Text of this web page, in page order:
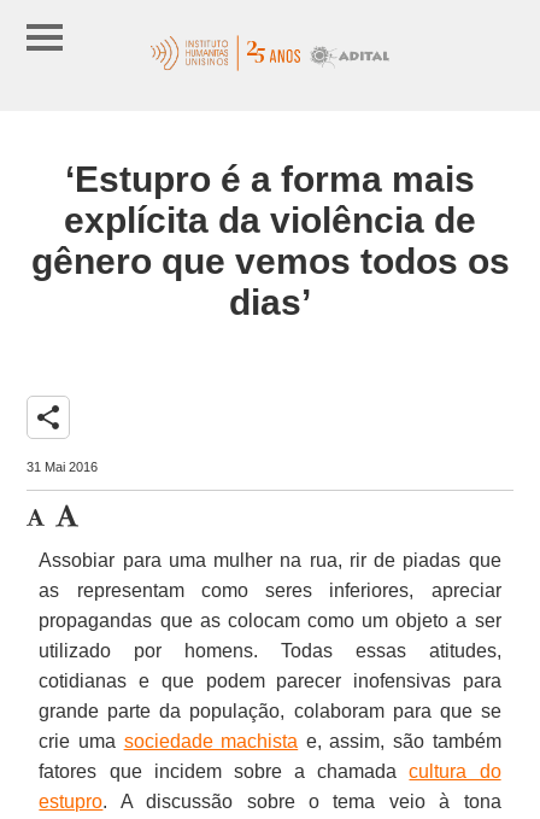
‘Estupro é a forma mais
explícita da violência de
gênero que vemos todos os
dias’
share
31 Mai 2016
Assobiar para uma mulher na rua, rir de piadas que
as representam como seres inferiores, apreciar
propagandas que as colocam como um objeto a ser
utilizado por homens. Todas essas atitudes,
cotidianas e que podem parecer inofensivas para
grande parte da população, colaboram para que se
crie uma sociedade machista e, assim, são também
fatores que incidem sobre a chamadacultura do
estupro. A discussão sobre o tema veio à tona